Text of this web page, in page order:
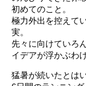
初めてのこと。
極力外出を控えて
実。
先々に向けていろ
イデアが浮かぶわ
猛暑が続いたとは